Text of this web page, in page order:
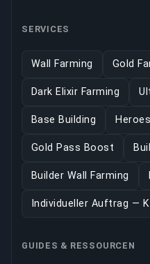
SERVICES
Wall Farming Gold
Dark Elixir Farming
Base Building
Gold Pass Boost
Builder Wall Farming
Individueller Auftrag —
GUIDES & RESSOURCEN